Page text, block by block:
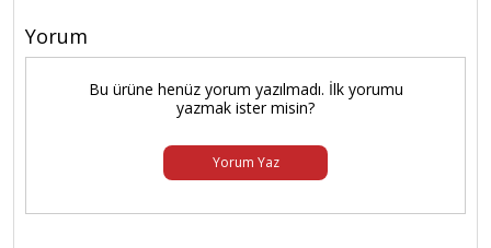
Yorum
Bu ürüne henüz yorum yazılmadı. İlk yorumu
yazmak ister misin?
Yorum Yaz